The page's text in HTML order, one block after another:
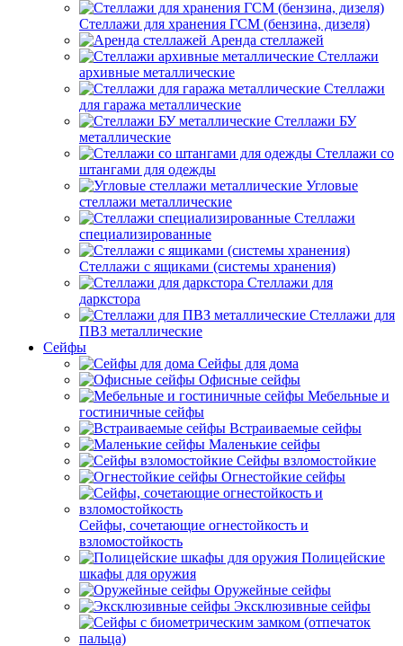
Стеллажи для хранения ГСМ (бензина, дизеля)
Аренда стеллажей
Стеллажи
архивные металлические
Стеллажи
для гаража металлические
Стеллажи БУ
металлические
Стеллажи со
штангами для одежды
Угловые
стеллажи металлические
Стеллажи
специализированные
Стеллажи с ящиками (системы хранения)
Стеллажи для
даркстора
Стеллажи для
ПВЗ металлические
Сейфы
Сейфы для дома
Офисные сейфы
Мебельные и
гостиничные сейфы
Встраиваемые сейфы
Маленькие сейфы
Сейфы взломостойкие
Огнестойкие сейфы
Сейфы, сочетающие огнестойкость и
взломостойкость
Полицейские
шкафы для оружия
Оружейные сейфы
Эксклюзивные сейфы